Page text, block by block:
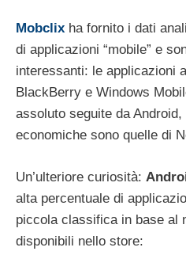
Mobclix ha fornito i dati
di applicazioni “mobile” e
interessanti: le applicazioni
BlackBerry e Windows
assoluto seguite da
economiche sono quelle di
Un’ulteriore curiosità:
alta percentuale di
piccola classifica in base al
disponibili nello store: